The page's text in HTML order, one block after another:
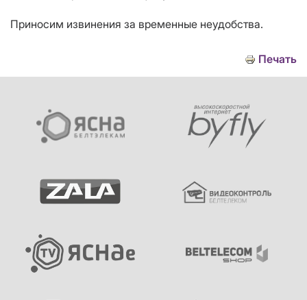
Приносим извинения за временные неудобства.
Печать